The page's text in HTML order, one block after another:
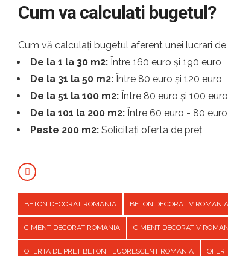
Cum va calculati bugetul?
Cum vă calculați bugetul aferent unei lucrari
De la 1 la 30 m2: Între 160 euro și 190 euro
De la 31 la 50 m2: Între 80 euro și 120 euro
De la 51 la 100 m2: Între 80 euro și 100 euro
De la 101 la 200 m2: Între 60 euro - 80 euro
Peste 200 m2: Solicitați oferta de preț
BETON DECORAT ROMANIA BETON DECORATIV ROMANIA
CIMENT DECORAT ROMANIA CIMENT DECORATIV
OFERTA DE PRET BETON FLUORESCENT ROMANIA